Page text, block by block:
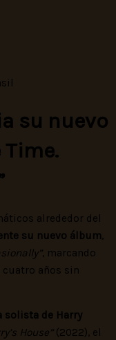
su nuevo
Time.
alrededor del
su nuevo álbum,
, marcando
años sin
solista de Harry
House”(2022), el